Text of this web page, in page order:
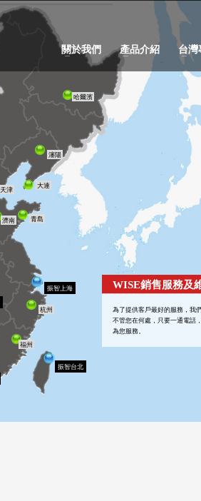
關於我們 產品介紹 台灣
WISE銷售服務及
為了提供客戶最好的服務，我
不管您在何處，只要一通電話
為您服務。
振智台北
振智上海
天津
濟南 青島
福州
杭州
瀋陽
大連
哈爾濱